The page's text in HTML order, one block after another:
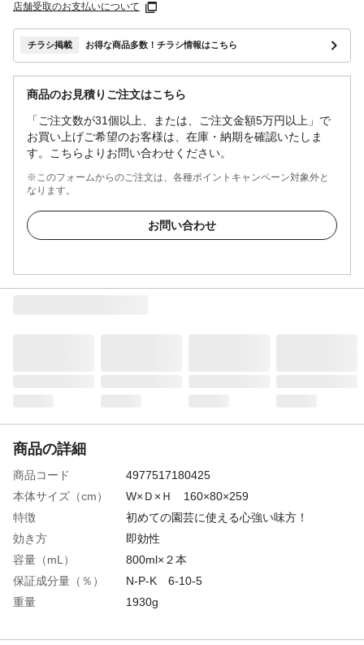
店舗受取のお支払いについて
チラシ掲載 お得な商品多数！チラシ情報はこちら
商品のお見積りご注文はこちら
「ご注文数が31個以上、または、ご注文金額5万円以上」で
お買い上げご希望のお客様は、在庫・納期を確認いたしま
す。こちらよりお問い合わせください。
※このフォームからのご注文は、各種ポイントキャンペーン対象外と
なります。
お問い合わせ
商品の詳細
商品コード
4977517180425
本体サイズ（cm）
W×Ｄ×Ｈ 160×80×259
特徴
初めての園芸に使える心強い味方！
効き方
即効性
容量（mL）
800ml×２本
保証成分量（％）
N-P-K 6-10-5
重量
1930g